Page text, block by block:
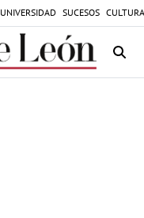
UNIVERSIDAD SUCESOS